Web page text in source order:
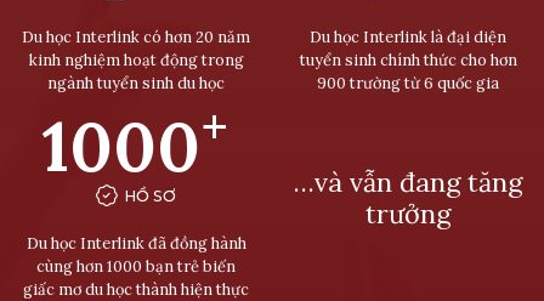
Du học Interlink có hơn 20 năm
kinh nghiệm hoạt động trong
ngành tuyển sinh du học
Du học Interlink là đại diện
tuyển sinh chính thức cho hơn
900 trường từ 6 quốc gia
1000+
HỒ SƠ
Du học Interlink đã đồng hành
cùng hơn 1000 bạn trẻ biến
giấc mơ du học thành hiện thực
…và vẫn đang tăng
trưởng